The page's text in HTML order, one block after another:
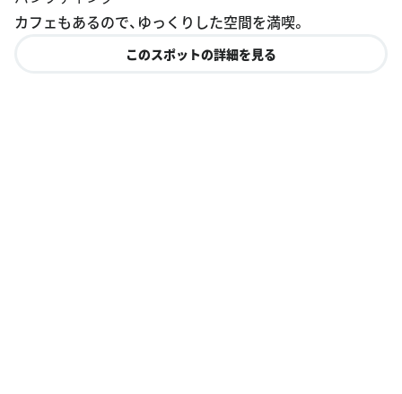
カフェもあるので、ゆっくりした空間を満喫。
このスポットの詳細を見る